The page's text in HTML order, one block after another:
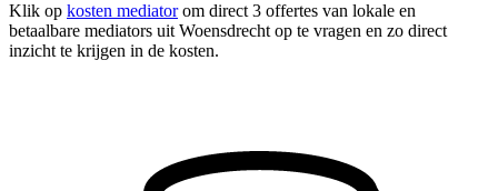
Klik op kosten mediatorom direct 3 offertes van lokale en
betaalbare mediators uit Woensdrecht op te vragen en zo direct
inzicht te krijgen in de kosten.